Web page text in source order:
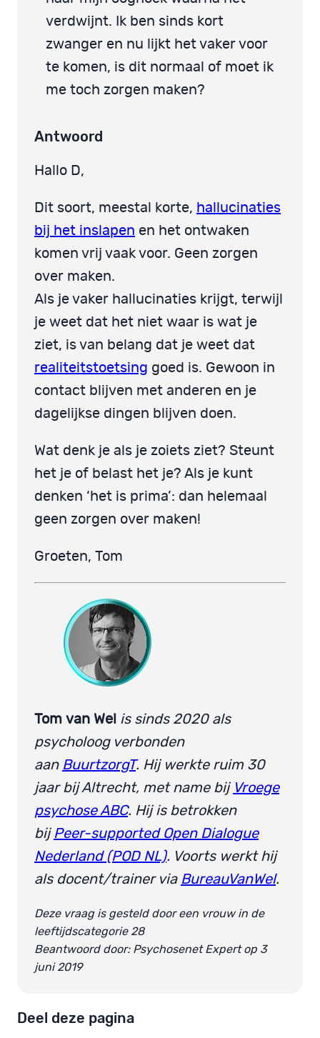
verdwijnt. Ik ben sinds kort
zwanger en nu lijkt het vaker voor
te komen, is dit normaal of moet ik
me toch zorgen maken?
Antwoord
Hallo D,
Dit soort, meestal korte, hallucinaties
bij het inslapen en het ontwaken
komen vrij vaak voor. Geen zorgen
over maken.
Als je vaker hallucinaties krijgt, terwijl
je weet dat het niet waar is wat je
ziet, is van belang dat je weet dat
realiteitstoetsing goed is. Gewoon in
contact blijven met anderen en je
dagelijkse dingen blijven doen.
Wat denk je als je zoiets ziet? Steunt
het je of belast het je? Als je kunt
denken ‘het is prima’: dan helemaal
geen zorgen over maken!
Groeten, Tom
Tom van Wel is sinds 2020 als
psycholoog verbonden
aan BuurtzorgT. Hij werkte ruim 30
jaar bij Altrecht, met name bij Vroege
psychose ABC. Hij is betrokken
bij Peer-supported Open Dialogue
Nederland (POD NL). Voorts werkt hij
als docent/trainer via BureauVanWel.
Deze vraag is gesteld door een vrouw in de
leeftijdscategorie 28
Beantwoord door: Psychosenet Expert op 3
juni 2019
Deel deze pagina